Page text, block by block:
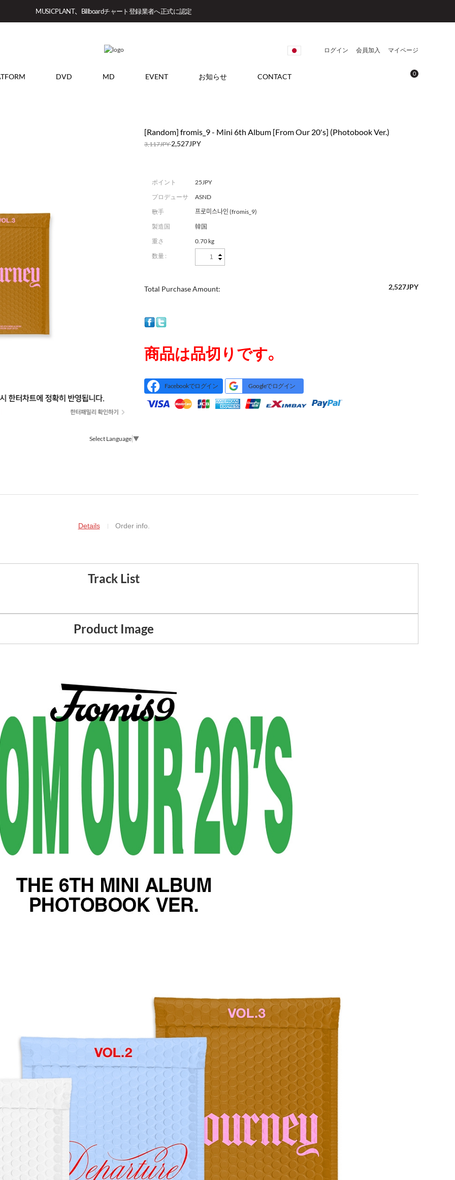
MUSICPLANT、Billboardチャート登録業者へ正式に認定
ログイン 会員加入 マイページ
DVD MD EVENT お知らせ CONTACT 0
[Random] fromis_9 - Mini 6th Album [From Our 20's] (Photobook Ver.)
3,117JPY2,527JPY
ポイント
25JPY
プロデューサ
ー
ASND
歌手
프로미스나인 (fromis_9)
製造国
韓国
重さ
0.70 kg
数量 :
Total Purchase Amount: 2,527JPY
商品は品切りです。
Facebookでログイン Googleでログイン
Select Language ▼
Details Order info.
Track List
Product Image